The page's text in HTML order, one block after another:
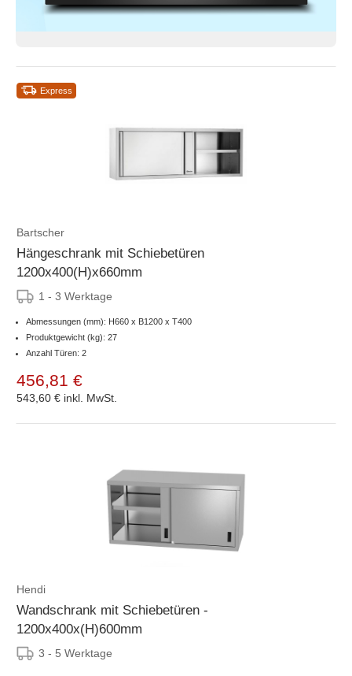
Express
Bartscher
Hängeschrank mit Schiebetüren
1200x400(H)x660mm
1 - 3 Werktage
Abmessungen (mm): H660 x B1200 x T400
Produktgewicht (kg): 27
Anzahl Türen: 2
456,81 €
543,60 € inkl. MwSt.
Hendi
Wandschrank mit Schiebetüren -
1200x400x(H)600mm
3 - 5 Werktage